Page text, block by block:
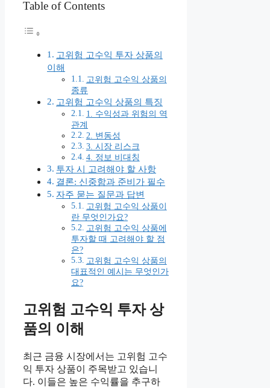
Table of Contents
고위험 고수익 투자 상품의
이해
고위험 고수익 상품의
종류
고위험 고수익 상품의 특징
1. 수익성과 위험의 역
관계
2. 변동성
3. 시장 리스크
4. 정보 비대칭
투자 시 고려해야 할 사항
결론: 신중함과 준비가 필수
자주 묻는 질문과 답변
고위험 고수익 상품이
란 무엇인가요?
고위험 고수익 상품에
투자할 때 고려해야 할 점
은?
고위험 고수익 상품의
대표적인 예시는 무엇인가
요?
고위험 고수익 투자 상
품의 이해
최근 금융 시장에서는 고위험 고수
익 투자 상품이 주목받고 있습니
다. 이들은 높은 수익률을 추구하